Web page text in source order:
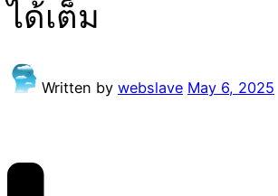
ได้เต็ม
Written by webslave May 6, 2025